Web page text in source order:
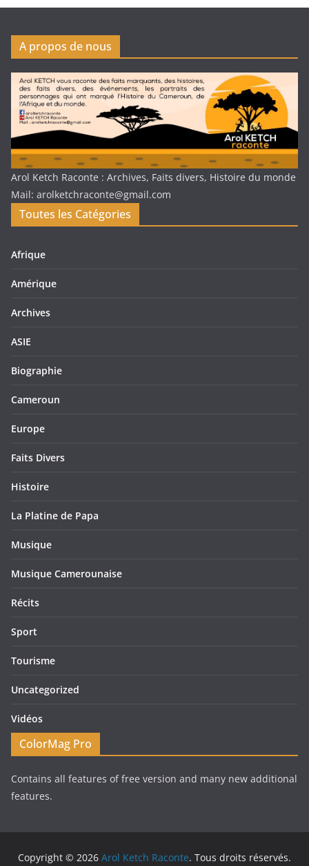
A propos de nous
Arol Ketch Raconte : Archives, Faits divers, Histoire du monde
Mail: arolketchraconte@gmail.com
Toutes les Catégories
Afrique
Amérique
Archives
ASIE
Biographie
Cameroun
Europe
Faits Divers
Histoire
La Platine de Papa
Musique
Musique Camerounaise
Récits
Sport
Tourisme
Uncategorized
Vidéos
ColorMag Pro
Contains all features of free version and many new additional
features.
Copyright © 2026 Arol Ketch Raconte. Tous droits réservés.